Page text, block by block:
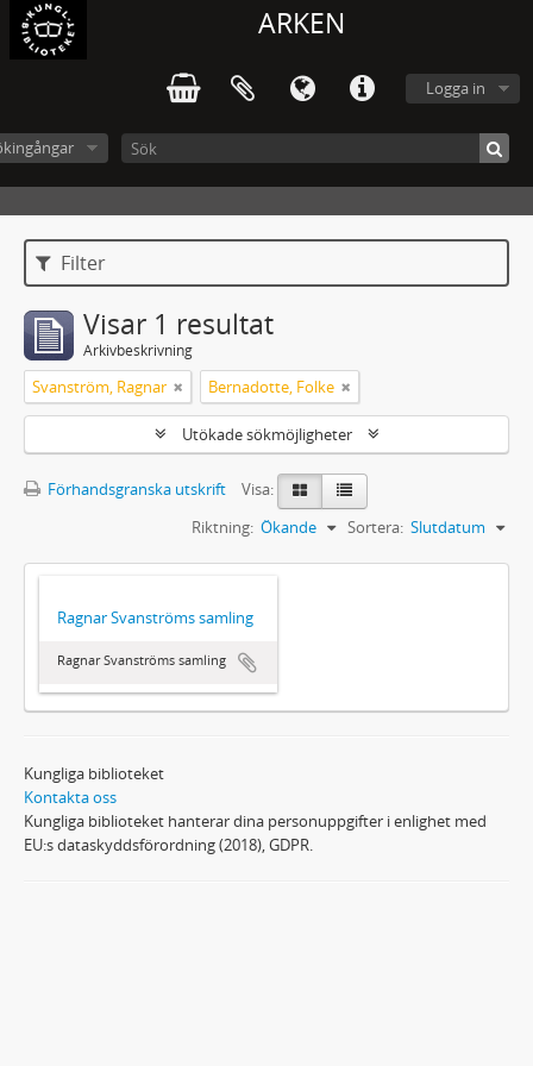
ARKEN
Logga in
Filter
Visar 1 resultat
Arkivbeskrivning
Svanström, Ragnar Bernadotte, Folke
Utökade sökmöjligheter
Förhandsgranska utskrift
Visa:
Sortera: Slutdatum
Riktning: Ökande
Ragnar Svanströms samling
Ragnar Svanströms samling
Kungliga biblioteket
Kontakta oss
Kungliga biblioteket hanterar dina personuppgifter i enlighet med
EU:s dataskyddsförordning (2018), GDPR.